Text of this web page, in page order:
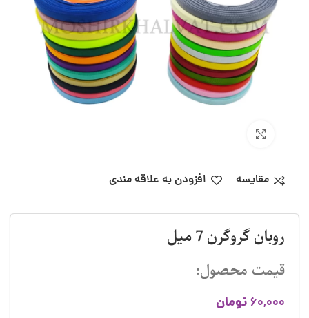
مقایسه افزودن به علاقه مندی
روبان گروگرن 7 میل
قیمت محصول:
60,000تومان